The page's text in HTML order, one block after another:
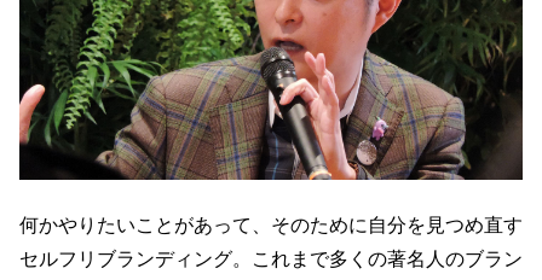
何かやりたいことがあって、そのために自分を見つめ直す
セルフリブランディング。これまで多くの著名人のブラン